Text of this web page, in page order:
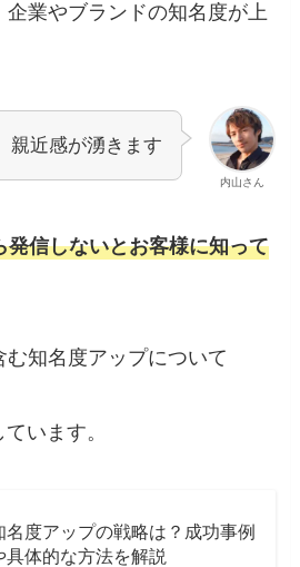
企業やブランドの知名度が上
内山さん
親近感が湧きます
発信しないとお客様に知って
知名度アップについて
います。
名度アップの戦略は？成功事例
具体的な方法を解説